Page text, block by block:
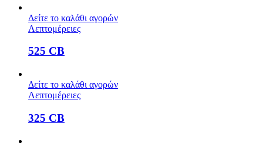
Δείτε το καλάθι αγορών
Λεπτομέρειες
525 CB
Δείτε το καλάθι αγορών
Λεπτομέρειες
325 CB